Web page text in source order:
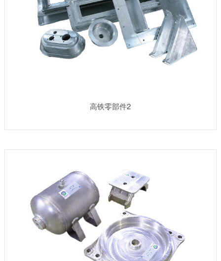
高铁零部件2